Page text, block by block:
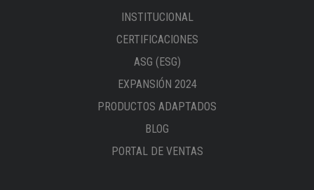
INSTITUCIONAL
CERTIFICACIONES
ASG (ESG)
EXPANSIÓN 2024
PRODUCTOS ADAPTADOS
BLOG
PORTAL DE VENTAS